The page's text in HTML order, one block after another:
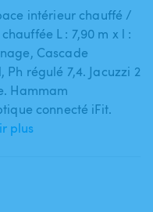
intérieur chauffé ​/​
L : 7​,​90 m x l :
Cascade
régulé 7​,​4. Jacuzzi 2
Hammam
connecté iFit.
plus